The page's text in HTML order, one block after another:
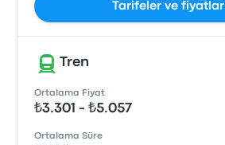
Tarifeler ve fiyatlar
Tren
Ortalama Fiyat
₺3.301 - ₺5.057
Ortalama Süre